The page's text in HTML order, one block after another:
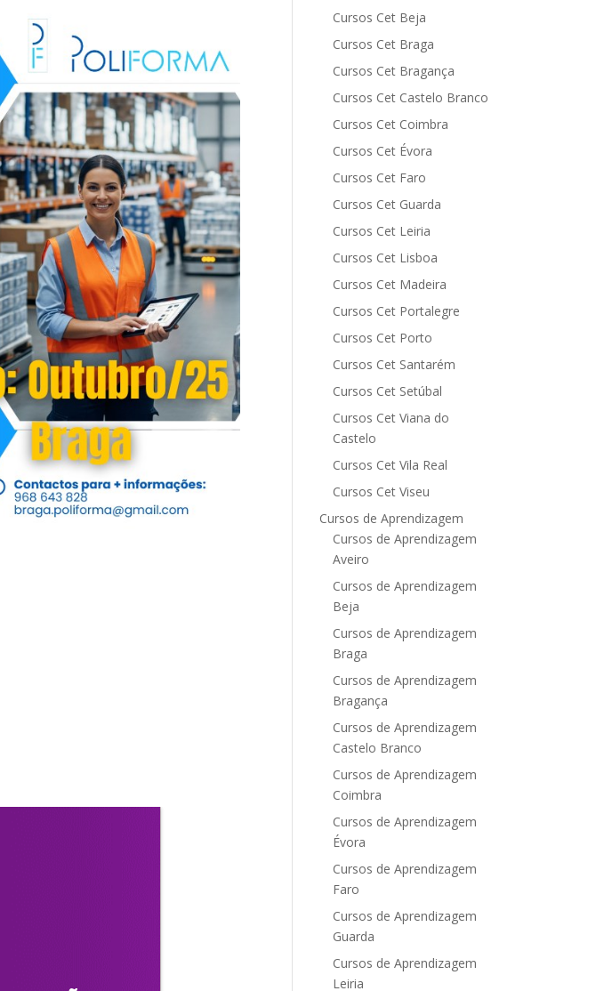
Cursos Cet Beja
Cursos Cet Braga
Cursos Cet Bragança
Cursos Cet Castelo Branco
Cursos Cet Coimbra
Cursos Cet Évora
Cursos Cet Faro
Cursos Cet Guarda
Cursos Cet Leiria
Cursos Cet Lisboa
Cursos Cet Madeira
Cursos Cet Portalegre
Cursos Cet Porto
Cursos Cet Santarém
Cursos Cet Setúbal
Cursos Cet Viana do
Castelo
Cursos Cet Vila Real
Cursos Cet Viseu
Cursos de Aprendizagem
Cursos de Aprendizagem
Aveiro
Cursos de Aprendizagem
Beja
Cursos de Aprendizagem
Braga
Cursos de Aprendizagem
Bragança
Cursos de Aprendizagem
Castelo Branco
Cursos de Aprendizagem
Coimbra
Cursos de Aprendizagem
Évora
Cursos de Aprendizagem
Faro
Cursos de Aprendizagem
Guarda
Cursos de Aprendizagem
Leiria